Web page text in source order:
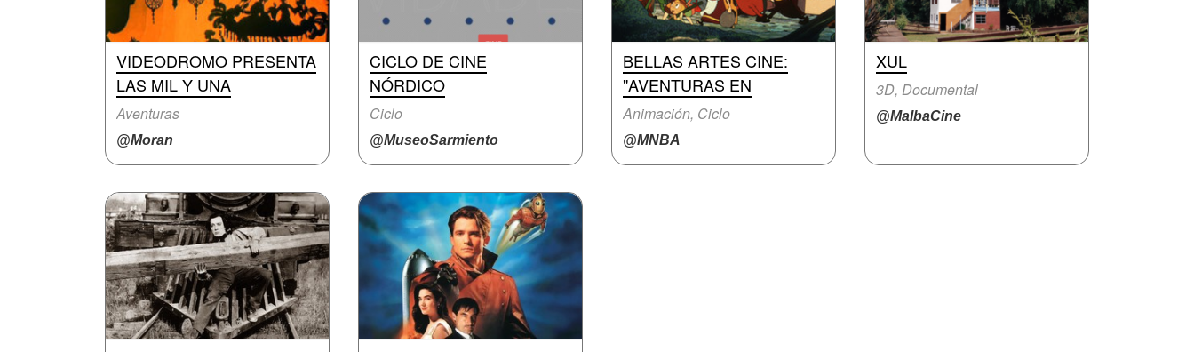
VIDEODROMO PRESENTA
LAS MIL Y UNA
Aventuras
@Moran
CICLO DE CINE
NÓRDICO
Ciclo
@MuseoSarmiento
BELLAS ARTES CINE:
"AVENTURAS EN
Animación, Ciclo
@MNBA
XUL
3D, Documental
@MalbaCine